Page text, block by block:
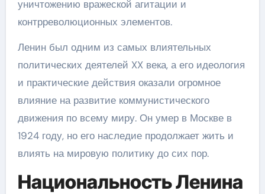
уничтожению вражеской агитации и
контрреволюционных элементов.
Ленин был одним из самых влиятельных
политических деятелей XX века, а его идеология
и практические действия оказали огромное
влияние на развитие коммунистического
движения по всему миру. Он умер в Москве в
1924 году, но его наследие продолжает жить и
влиять на мировую политику до сих пор.
Национальность Ленина